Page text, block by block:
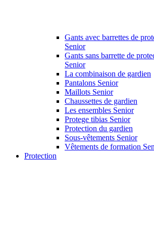
Gants avec barrettes de
Senior
Gants sans barrette de
Senior
La combinaison de gardien
Pantalons Senior
Maillots Senior
Chaussettes de gardien
Les ensembles Senior
Protege tibias Senior
Protection du gardien
Sous-vêtements Senior
Vêtements de formation
Protection